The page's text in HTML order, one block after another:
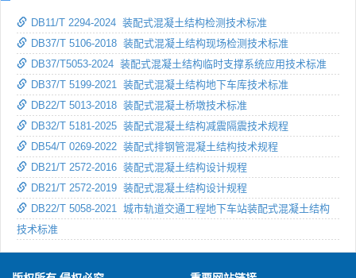
DB11/T 2294-2024 装配式混凝土结构检测技术标准
DB37/T 5106-2018 装配式混凝土结构现场检测技术标准
DB37/T5053-2024 装配式混凝土结构临时支撑系统应用技术标准
DB37/T 5199-2021 装配式混凝土结构地下车库技术标准
DB22/T 5013-2018 装配式混凝土桥墩技术标准
DB32/T 5181-2025 装配式混凝土结构减震隔震技术规程
DB54/T 0269-2022 装配式排钢管混凝土结构技术规程
DB21/T 2572-2016 装配式混凝土结构设计规程
DB21/T 2572-2019 装配式混凝土结构设计规程
DB22/T 5058-2021 城市轨道交通工程地下车站装配式混凝土结构
技术标准